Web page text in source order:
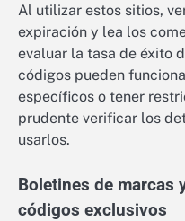
Al utilizar estos sitios,
expiración y lea los
evaluar la tasa de éxito
códigos pueden
específicos o tener
prudente verificar los
usarlos.
Boletines de marcas
códigos exclusivos